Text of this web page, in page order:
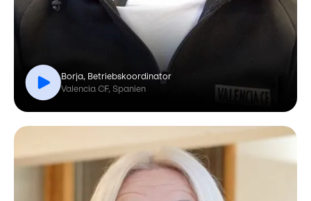
Borja, Betriebskoordinator
Valencia CF, Spanien